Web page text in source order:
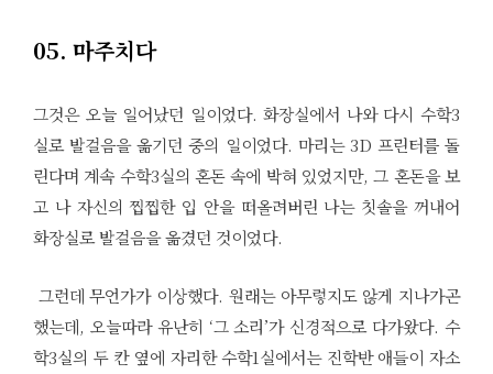
05. 마주치다
그것은 오늘 일어났던 일이었다. 화장실에서 나와 다시 수학3
실로 발걸음을 옮기던 중의 일이었다. 마리는 3D 프린터를 돌
린다며 계속 수학3실의 혼돈 속에 박혀 있었지만, 그 혼돈을 보
고 나 자신의 찝찝한 입 안을 떠올려버린 나는 칫솔을 꺼내어
화장실로 발걸음을 옮겼던 것이었다.
그런데 무언가가 이상했다. 원래는 아무렇지도 않게 지나가곤
했는데, 오늘따라 유난히 ‘그 소리’가 신경적으로 다가왔다. 수
학3실의 두 칸 옆에 자리한 수학1실에서는 진학반 애들이 자소